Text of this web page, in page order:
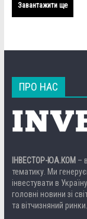
Завантажити ще
ПРО НАС
ІНВЕСТОР-ЮА.КОМ –
тематику. Ми
інвестувати в Україну.
головні новини зі
та вітчизняний ринки.